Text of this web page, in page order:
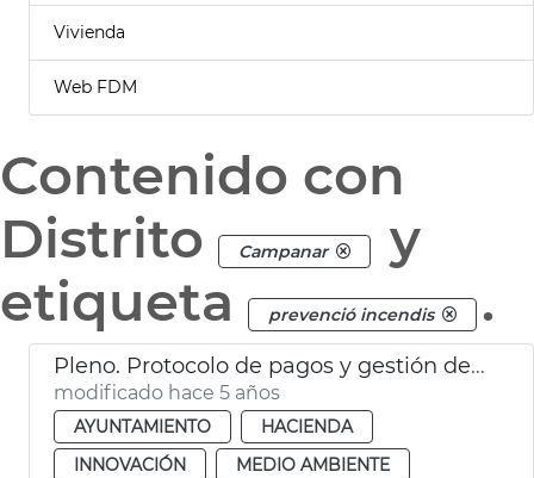
Vivienda
Web FDM
Contenido con
Distrito
Campanar
y
etiqueta
prevenció incendis .
Pleno. Protocolo de pagos y gestión de proveedores
modificado hace 5 años
AYUNTAMIENTO
HACIENDA
INNOVACIÓN
MEDIO AMBIENTE